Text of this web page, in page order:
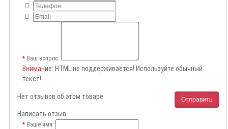
Ваш вопрос:
Внимание: HTML не поддерживается! Используйте обычный
текст!
Отправить
Нет отзывов об этом товаре.
Написать отзыв
Ваше имя: